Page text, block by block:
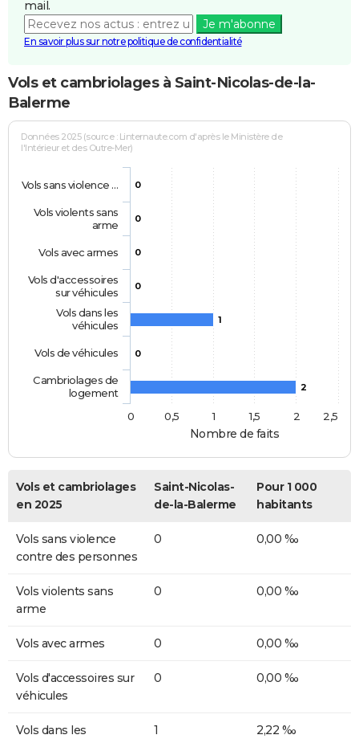
mail.
Je m'abonne
En savoir plus sur notre politique de confidentialité
Vols et cambriolages à Saint-Nicolas-de-la-
Balerme
Nombre de faits
Données 2025 (source : Linternaute.com d'après le Ministère de
l'Intérieur et des Outre-Mer)
0
0
0
0
1
0
2
Vols sans violence …
Vols violents sans
arme
Vols avec armes
Vols d'accessoires
sur véhicules
Vols dans les
véhicules
Vols de véhicules
Cambriolages de
logement
0
0,5 1 1,5 2 2,5
Vols et cambriolages
en 2025
Saint-Nicolas-
de-la-Balerme
Pour 1 000
habitants
Vols sans violence
contre des personnes
0 0,00 ‰
Vols violents sans
arme
0 0,00 ‰
Vols avec armes 0 0,00 ‰
Vols d'accessoires sur
véhicules
0 0,00 ‰
Vols dans les
1 2,22 ‰